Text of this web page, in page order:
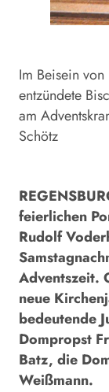
Im Beisein
entzündete
am
Schötz
feierlichen
Rudolf
Adventszeit.
neue
bedeutende
Dompropst
Batz, die
Weißmann.